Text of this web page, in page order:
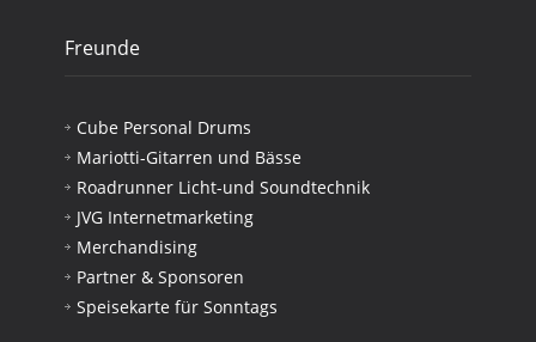
Freunde
Cube Personal Drums
Mariotti-Gitarren und Bässe
Roadrunner Licht-und Soundtechnik
JVG Internetmarketing
Merchandising
Partner & Sponsoren
Speisekarte für Sonntags